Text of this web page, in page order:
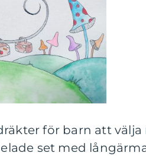
för barn att välja
set med